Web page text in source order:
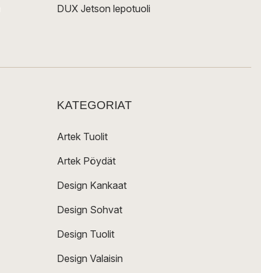
DUX Jetson lepotuoli
KATEGORIAT
Artek Tuolit
Artek Pöydät
Design Kankaat
Design Sohvat
Design Tuolit
Design Valaisin